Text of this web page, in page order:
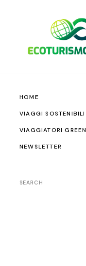
HOME
VIAGGI SOSTENIBILI
VIAGGIATORI GREEN
NEWSLETTER